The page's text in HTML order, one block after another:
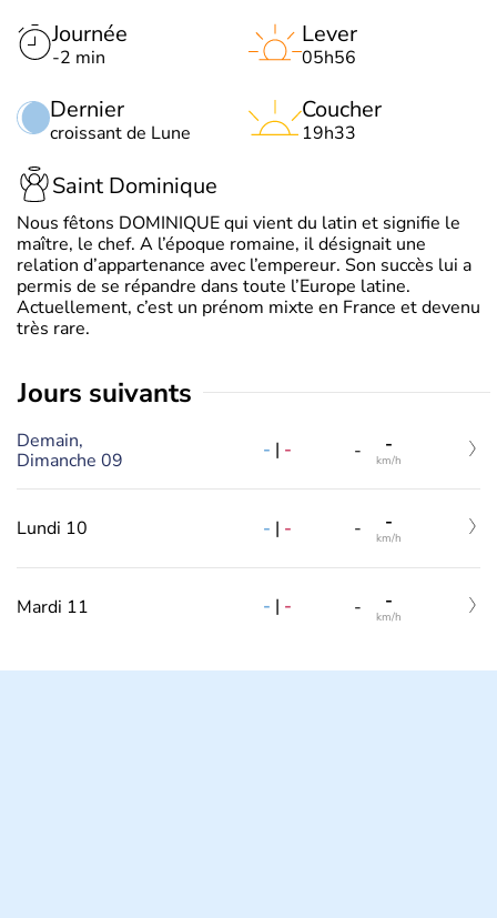
Journée
-2 min
Dernier
croissant de Lune
Lever
05h56
Coucher
19h33
Saint Dominique
Nous fêtons DOMINIQUE qui vient du latin et signifie le
maître, le chef. A l’époque romaine, il désignait une
relation d’appartenance avec l’empereur. Son succès lui a
permis de se répandre dans toute l’Europe latine.
Actuellement, c’est un prénom mixte en France et devenu
très rare.
jours suivants
Demain,
Dimanche 09
- | - - -
km/h
Lundi 10 - | - - -
km/h
Mardi 11 - | - - -
km/h